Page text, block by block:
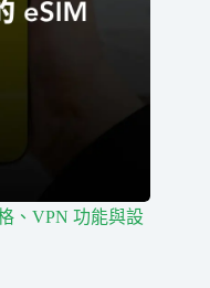
、VPN 功能與設